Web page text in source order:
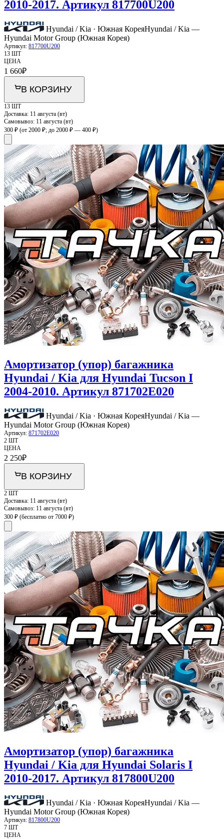
2010-2017. Артикул 817700U200
Hyundai / Kia · Южная КореяHyundai / Kia —
Hyundai Motor Group (Южная Корея)
Артикул: 817700U200
13 ШТ
ЦЕНА
1 660₽
В КОРЗИНУ
13 ШТ
Доставка: 11 августа (вт)
Самовывоз: 11 августа (вт)
300 ₽ (от 2000 ₽; до 2000 ₽ — 400 ₽)
Амортизатор (упор) багажника
Hyundai / Kia для Hyundai Tucson I
2004-2010. Артикул 871702E020
Hyundai / Kia · Южная КореяHyundai / Kia —
Hyundai Motor Group (Южная Корея)
Артикул: 871702E020
2 ШТ
ЦЕНА
2 250₽
В КОРЗИНУ
2 ШТ
Доставка: 11 августа (вт)
Самовывоз: 11 августа (вт)
300 ₽ (бесплатно от 7000 ₽)
Амортизатор (упор) багажника
Hyundai / Kia для Hyundai Solaris I
2010-2017. Артикул 817800U200
Hyundai / Kia · Южная КореяHyundai / Kia —
Hyundai Motor Group (Южная Корея)
Артикул: 817800U200
7 ШТ
ЦЕНА